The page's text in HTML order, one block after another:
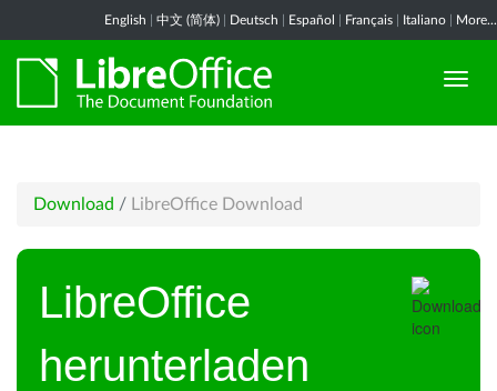
English 中文 (简体) Deutsch Español Français Italiano More...
Download / LibreOffice Download
LibreOffice
herunterladen